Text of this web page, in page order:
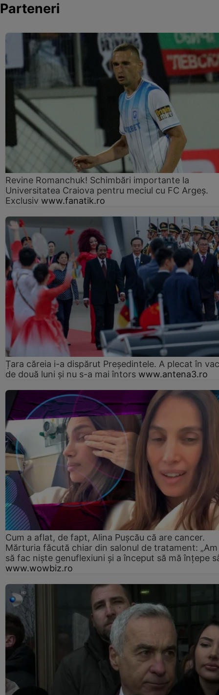
Parteneri
Revine Romanchuk! Schimbări importante la
Universitatea Craiova pentru meciul cu FC Argeş.
Exclusiv www.fanatik.ro
Țara căreia i-a dispărut Președintele. A plecat în
de două luni și nu s-a mai întors www.antena3.ro
Cum a aflat, de fapt, Alina Pușcău că are cancer.
Mărturia făcută chiar din salonul de tratament:
să fac niște genuflexiuni și a început să mă înțepe
www.wowbiz.ro